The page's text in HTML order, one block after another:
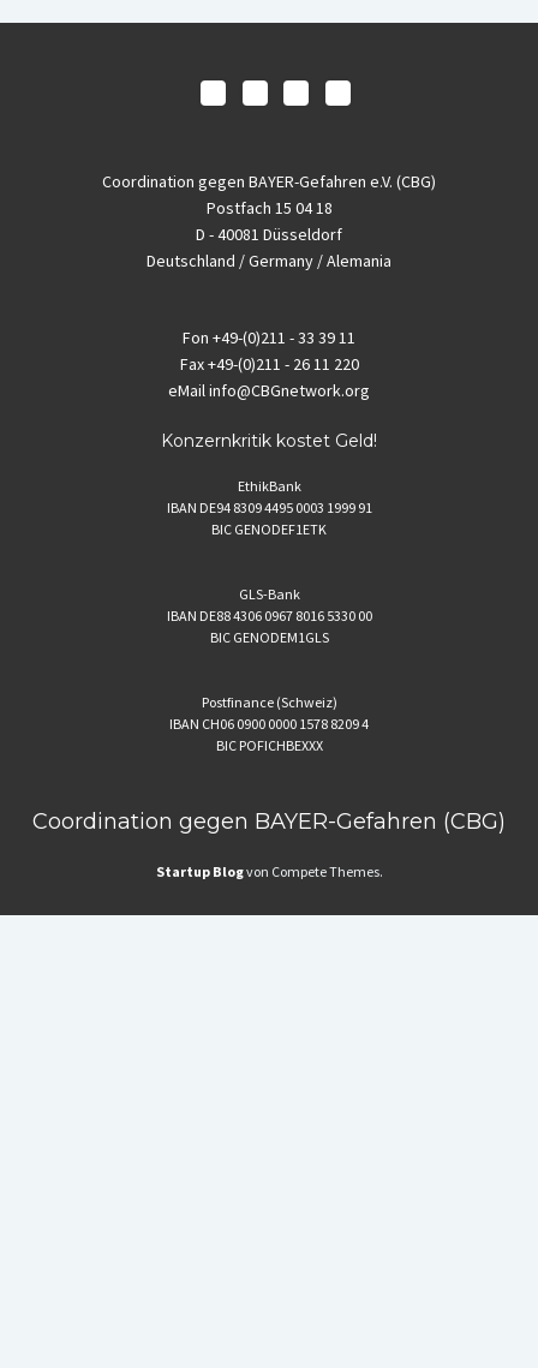
Coordination gegen BAYER-Gefahren e.V. (CBG)
Postfach 15 04 18
D - 40081 Düsseldorf
Deutschland / Germany / Alemania
Fon +49-(0)211 - 33 39 11
Fax+49-(0)211 - 26 11 220
eMailinfo@CBGnetwork.org
Konzernkritik kostet Geld!
EthikBank
IBAN DE94 8309 4495 0003 1999 91
BIC GENODEF1ETK
GLS-Bank
IBAN DE88 4306 0967 8016 5330 00
BIC GENODEM1GLS
Postfinance (Schweiz)
IBAN CH06 0900 0000 1578 8209 4
BIC POFICHBEXXX
Coordination gegen BAYER-Gefahren (CBG)
Startup Blogvon Compete Themes.